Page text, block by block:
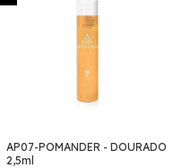
AP07-POMANDER - DOURADO
2,5ml